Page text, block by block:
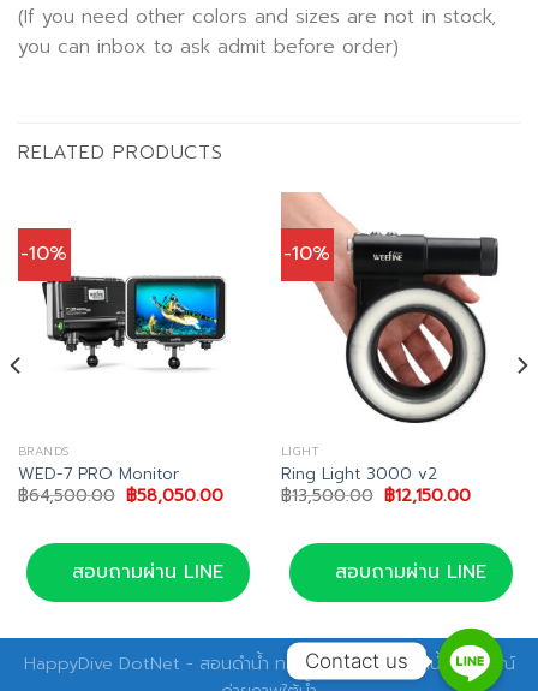
(If you need other colors and sizes are not in stock,
you can inbox to ask admit before order)
RELATED PRODUCTS
-10%
BRANDS
WED-7 PRO Monitor
฿64,500.00 Original
price
฿64,500.00.
฿58,050.00Current
฿58,050.00.
สอบถามผ่าน LINE
-10%
LIGHT
Ring Light 3000 v2
฿13,500.00 Original
price
฿13,500.00.
฿12,150.00Current
฿
สอบถามผ่าน LINE
HappyDive DotNet - สอนดำน้ำ ทริปดำน้ำ อุปกรณ์ดำน้ำ อุปกรณ์
Contact us